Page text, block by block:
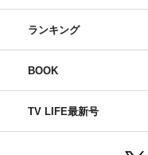
ランキング
BOOK
TV LIFE最新号